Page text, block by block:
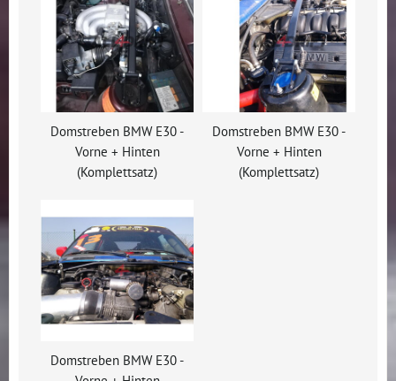
Domstreben BMW E30 -
Vorne + Hinten
(Komplettsatz)
Domstreben BMW E30 -
Vorne + Hinten
(Komplettsatz)
Domstreben BMW E30 -